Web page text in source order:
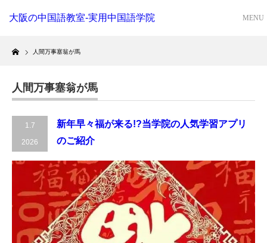
大阪の中国語教室-実用中国語学院
Home
人間万事塞翁が馬
人間万事塞翁が馬
1.7
2026
新年早々福が来る!?当学院の人気学習アプリ
のご紹介